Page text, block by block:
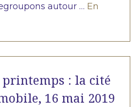
autour … En
printemps : la cité
16 mai 2019